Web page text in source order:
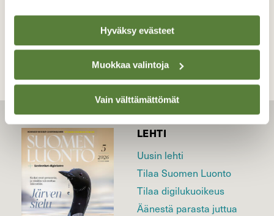
Hyväksy evästeet
Muokkaa valintoja
Vain välttämättömät
TAKAISIN LISTAAN
LEHTI
Uusin lehti
Tilaa Suomen Luonto
Tilaa digilukuoikeus
Äänestä parasta juttua